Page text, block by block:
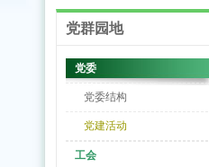
党群园地
党委
党委结构
党建活动
工会